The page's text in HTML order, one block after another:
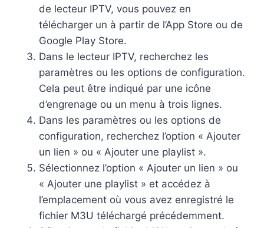
de lecteur IPTV, vous pouvez en
télécharger un à partir de l’App Store ou de
Google Play Store.
Dans le lecteur IPTV, recherchez les
paramètres ou les options de configuration.
Cela peut être indiqué par une icône
d’engrenage ou un menu à trois lignes.
Dans les paramètres ou les options de
configuration, recherchez l’option « Ajouter
un lien » ou « Ajouter une playlist ».
Sélectionnez l’option « Ajouter un lien » ou
« Ajouter une playlist » et accédez à
l’emplacement où vous avez enregistré le
fichier M3U téléchargé précédemment.